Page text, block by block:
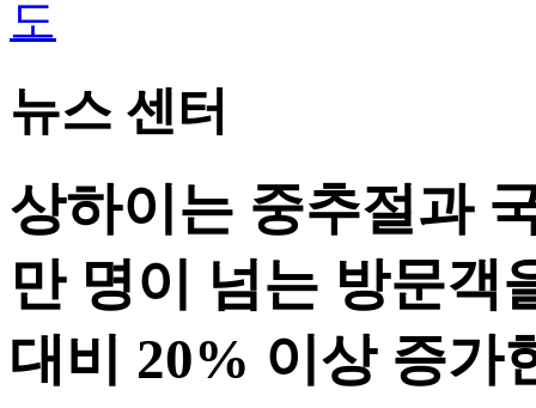
뉴스 센터
상하이는 중추절과
만 명이 넘는 방문객
대비 20% 이상 증가